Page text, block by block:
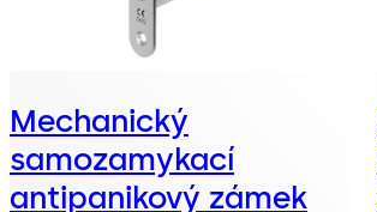
Mechanický
samozamykací
antipanikový zámek